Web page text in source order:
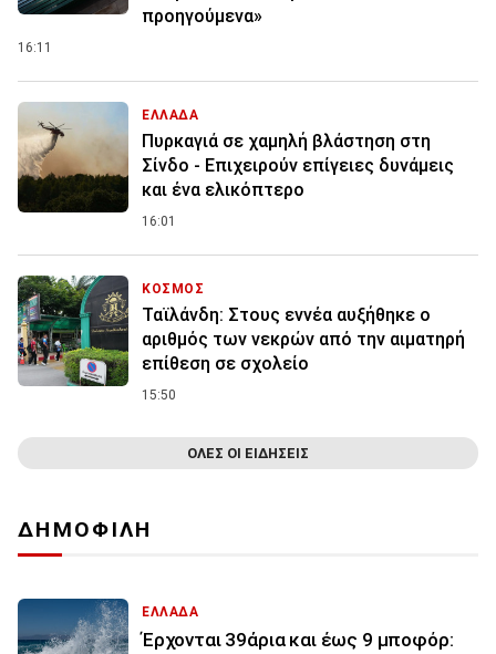
προηγούμενα»
16:11
ΕΛΛΑΔΑ
Πυρκαγιά σε χαμηλή βλάστηση στη
Σίνδο - Επιχειρούν επίγειες δυνάμεις
και ένα ελικόπτερο
16:01
ΚΟΣΜΟΣ
Ταϊλάνδη: Στους εννέα αυξήθηκε ο
αριθμός των νεκρών από την αιματηρή
επίθεση σε σχολείο
15:50
ΟΛΕΣ ΟΙ ΕΙΔΗΣΕΙΣ
ΔΗΜΟΦΙΛΗ
ΕΛΛΑΔΑ
Έρχονται 39άρια και έως 9 μποφόρ: